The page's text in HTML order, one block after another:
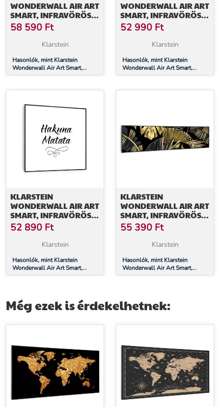
WONDERWALL AIR ART
SMART, INFRAVÖRÖS
HŐSUGÁRZÓ, 80 X 60
CM, 500 W, KERTI ÚT
58 590 Ft
Klarstein
Hasonlók, mint Klarstein
Wonderwall Air Art Smart,
infravörös hősugárzó, 80 x 60
WONDERWALL AIR ART
SMART, INFRAVÖRÖS
HŐSUGÁRZÓ, 60 X 60
CM, 350 W, TENGER
52 990 Ft
Klarstein
Hasonlók, mint Klarstein
Wonderwall Air Art Smart,
infravörös hősugárzó, 60 x 60
KLARSTEIN
WONDERWALL AIR ART
SMART, INFRAVÖRÖS
HŐSUGÁRZÓ, 60 X 60
CM, 350 W, MOTTÓ
52 890 Ft
Klarstein
Hasonlók, mint Klarstein
Wonderwall Air Art Smart,
infravörös hősugárzó, 60 x 60
KLARSTEIN
WONDERWALL AIR ART
SMART, INFRAVÖRÖS
HŐSUGÁRZÓ, 120 X 30
CM, 350 W, FEKETE
55 390 Ft
Klarstein
Hasonlók, mint Klarstein
Wonderwall Air Art Smart,
infravörös hősugárzó, 120 x 30
Még ezek is érdekelhetnek: